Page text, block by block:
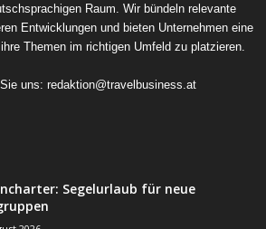
Raum. Wir bündeln relevante
Entwicklungen und bieten Unternehmen eine
Themen im richtigen Umfeld zu platzieren.
uns: redaktion@travelbusiness.at
Segelurlaub für neue